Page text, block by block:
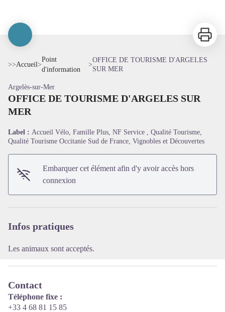
Voir l'image en plein écran
Imprimer
>>Accueil>
Point
d'information
>
OFFICE DE TOURISME D'ARGELES
SUR MER
Argelès-sur-Mer
OFFICE DE TOURISME D'ARGELES SUR
MER
Label : Accueil Vélo, Famille Plus, NF Service , Qualité Tourisme,
Qualité Tourisme Occitanie Sud de France, Vignobles et Découvertes
Embarquer cet élément afin d'y avoir accès hors
connexion
Infos pratiques
Les animaux sont acceptés.
Contact
Téléphone fixe :
+33 4 68 81 15 85